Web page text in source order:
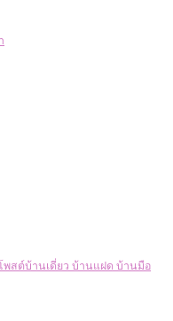
พสต์บ้านเดี่ยว บ้านแฝด บ้านมือ